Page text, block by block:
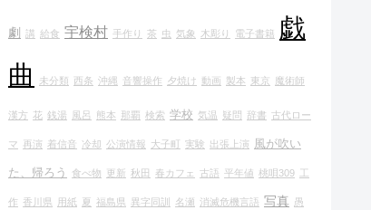
劇 講 給食 宇検村 手作り 茶 虫 気象 木彫り 電子書籍 戯
曲
未分類 西条 沖縄 音響操作 夕焼け 動画 製本 東京 魔術師
漢方 花 銭湯 風呂 熊本 那覇 検索 学校 気温 疑問 辞書 古代ロー
マ 再演 着信音 冷却 公演情報 大子町 実験 出張上演 風が吹い
た、帰ろう 食べ物 更新 秋田 春カフェ 古語 平年値 桃唄309
作 香川県 用紙 夏 福島県 異字同訓 名瀬 消滅危機言語 写真 愚